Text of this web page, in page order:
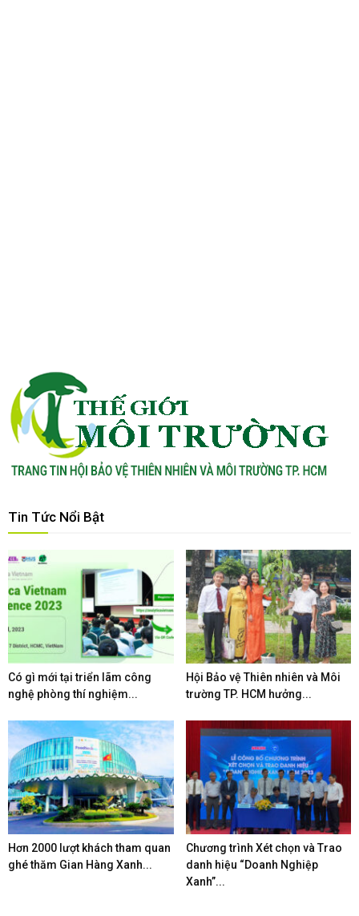
Tin Tức Nổi Bật
Có gì mới tại triển lãm công
nghệ phòng thí nghiệm...
Hội Bảo vệ Thiên nhiên và Môi
trường TP. HCM hưởng...
Hơn 2000 lượt khách tham quan
ghé thăm Gian Hàng Xanh...
Chương trình Xét chọn và Trao
danh hiệu “Doanh Nghiệp
Xanh”...